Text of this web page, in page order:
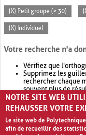
(X) Petit groupe (< 30)
(X) Individuel
Votre recherche n'a
Vérifiez que
Supprimez les
rechercher chaque
souvent plus de
Envisagez d'élargir
retournera souvent
NOTRE SITE WEB
REHAUSSER VOTRE
Le site web de
afin de recueillir des